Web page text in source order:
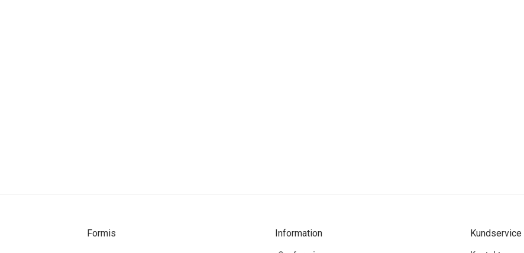
Formis Information Kundservice